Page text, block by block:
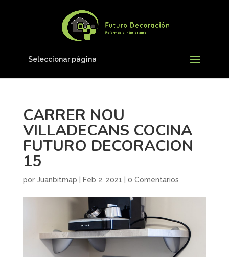
Seleccionar página
CARRER NOU
VILLADECANS COCINA
FUTURO DECORACION
15
por Juanbitmap Feb 2, 2021 0 Comentarios